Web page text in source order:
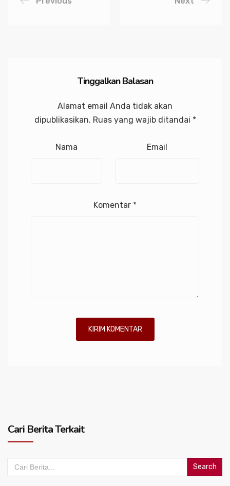
Tinggalkan Balasan
Alamat email Anda tidak akan
dipublikasikan. Ruas yang wajib ditandai *
Nama Email
Komentar *
Cari Berita Terkait
Search
for: